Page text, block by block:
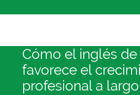
Cómo el inglés
favorece el
profesional a